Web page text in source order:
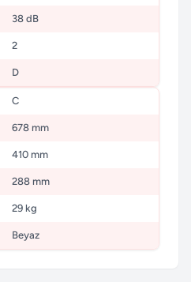
38 dB
2
D
C
678 mm
410 mm
288 mm
29 kg
Beyaz